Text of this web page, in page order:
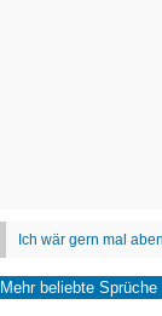
Mehr beliebte Sprüche